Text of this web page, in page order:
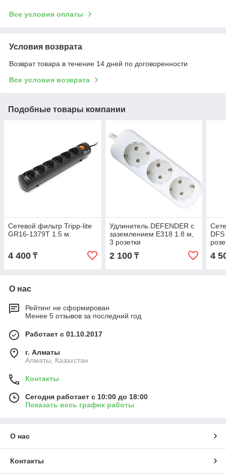
Все условия оплаты
Условия возврата
Возврат товара в течение 14 дней по договоренности
Все условия возврата
Подобные товары компании
Сетевой фильтр Tripp-lite
GR16-1379T 1.5 м.
4 400 ₸
Удлинитель DEFENDER с
заземлением E318 1.8 м,
3 розетки
2 100₸ 4
О нас
Рейтинг не сформирован
Менее 5 отзывов за последний год
Работает с 01.10.2017
г. Алматы
Алматы, Казахстан
Контакты
Сегодня работает с 10:00 до 18:00
Показать весь график работы
О нас
Контакты